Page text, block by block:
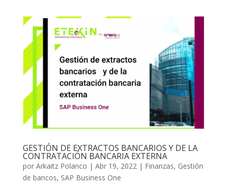
GESTIÓN DE EXTRACTOS BANCARIOS Y DE LA
CONTRATACIÓN BANCARIA EXTERNA
por Arkaitz Polanco | Abr 19, 2022| Finanzas, Gestión
de bancos, SAP Business One